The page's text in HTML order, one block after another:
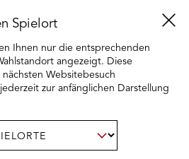
Spielort
Ihnen nur die entsprechenden
angezeigt. Diese
Websitebesuch
zur anfänglichen Darstellung